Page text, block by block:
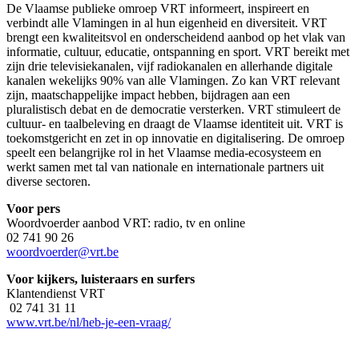
De Vlaamse publieke omroep VRT informeert, inspireert en
verbindt alle Vlamingen in al hun eigenheid en diversiteit. VRT
brengt een kwaliteitsvol en onderscheidend aanbod op het vlak van
informatie, cultuur, educatie, ontspanning en sport. VRT bereikt met
zijn drie televisiekanalen, vijf radiokanalen en allerhande digitale
kanalen wekelijks 90% van alle Vlamingen. Zo kan VRT relevant
zijn, maatschappelijke impact hebben, bijdragen aan een
pluralistisch debat en de democratie versterken. VRT stimuleert de
cultuur- en taalbeleving en draagt de Vlaamse identiteit uit. VRT is
toekomstgericht en zet in op innovatie en digitalisering. De omroep
speelt een belangrijke rol in het Vlaamse media-ecosysteem en
werkt samen met tal van nationale en internationale partners uit
diverse sectoren.
Voor pers
Woordvoerder aanbod VRT: radio, tv en online
02 741 90 26
woordvoerder@vrt.be
Voor kijkers, luisteraars en surfers
Klantendienst VRT
02 741 31 11
www.vrt.be/nl/heb-je-een-vraag/